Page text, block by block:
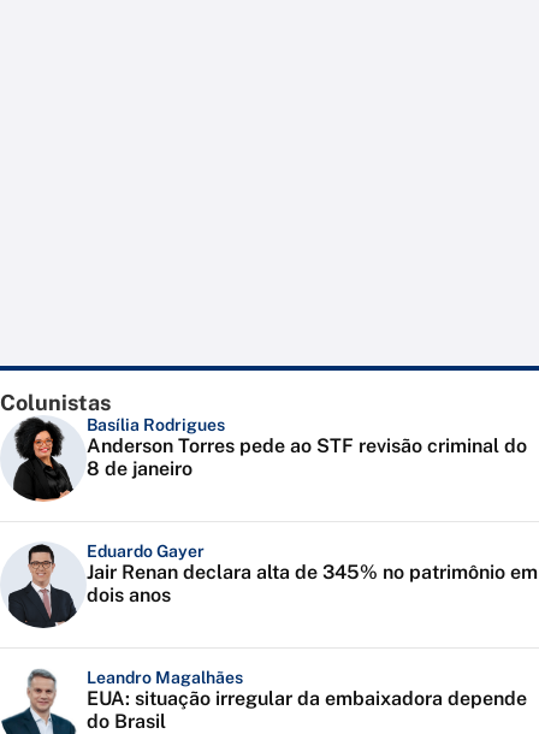
Colunistas
Basília Rodrigues
Anderson Torres pede ao STF revisão criminal do
8 de janeiro
Eduardo Gayer
Jair Renan declara alta de 345% no patrimônio em
dois anos
Leandro Magalhães
EUA: situação irregular da embaixadora depende
do Brasil